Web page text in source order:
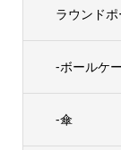
ラウンド
-ボールケ
-傘